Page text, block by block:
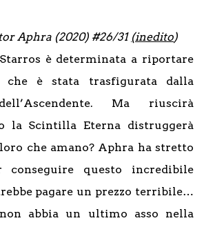
Aphra (2020) #26/31 (inedito)
Starros è determinata a riportare
che è stata trasfigurata dalla
Ma riuscirà
la Scintilla Eterna distruggerà
che amano? Aphra ha stretto
questo incredibile
pagare un prezzo terribile…
abbia un ultimo asso nella